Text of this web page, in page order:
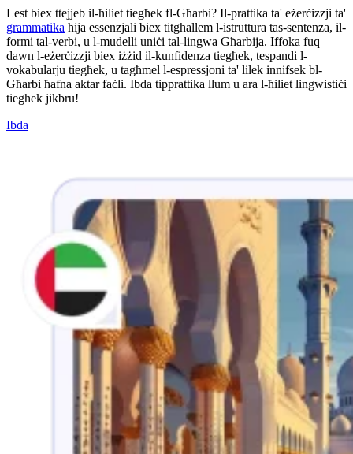
Lest biex ttejjeb il-ħiliet tiegħek fl-Għarbi? Il-prattika ta' eżerċizzji ta'
grammatika hija essenzjali biex titgħallem l-istruttura tas-sentenza, il-
formi tal-verbi, u l-mudelli uniċi tal-lingwa Għarbija. Iffoka fuq
dawn l-eżerċizzji biex iżżid il-kunfidenza tiegħek, tespandi l-
vokabularju tiegħek, u tagħmel l-espressjoni ta' lilek innifsek bl-
Għarbi ħafna aktar faċli. Ibda tipprattika llum u ara l-ħiliet lingwistiċi
tiegħek jikbru!
Ibda